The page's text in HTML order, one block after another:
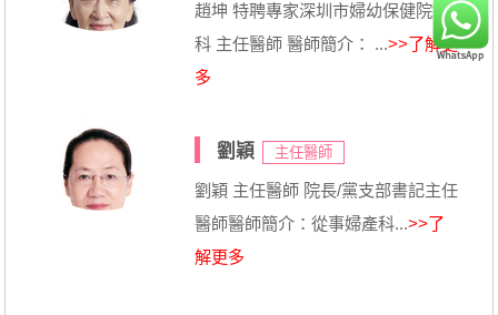
趙坤 特聘專家深圳市婦幼保健院婦
科 主任醫師 醫師簡介： ...>>了解更
多
劉穎 主任醫師
劉穎 主任醫師 院長/黨支部書記主任
醫師醫師簡介：從事婦產科...>>了
解更多